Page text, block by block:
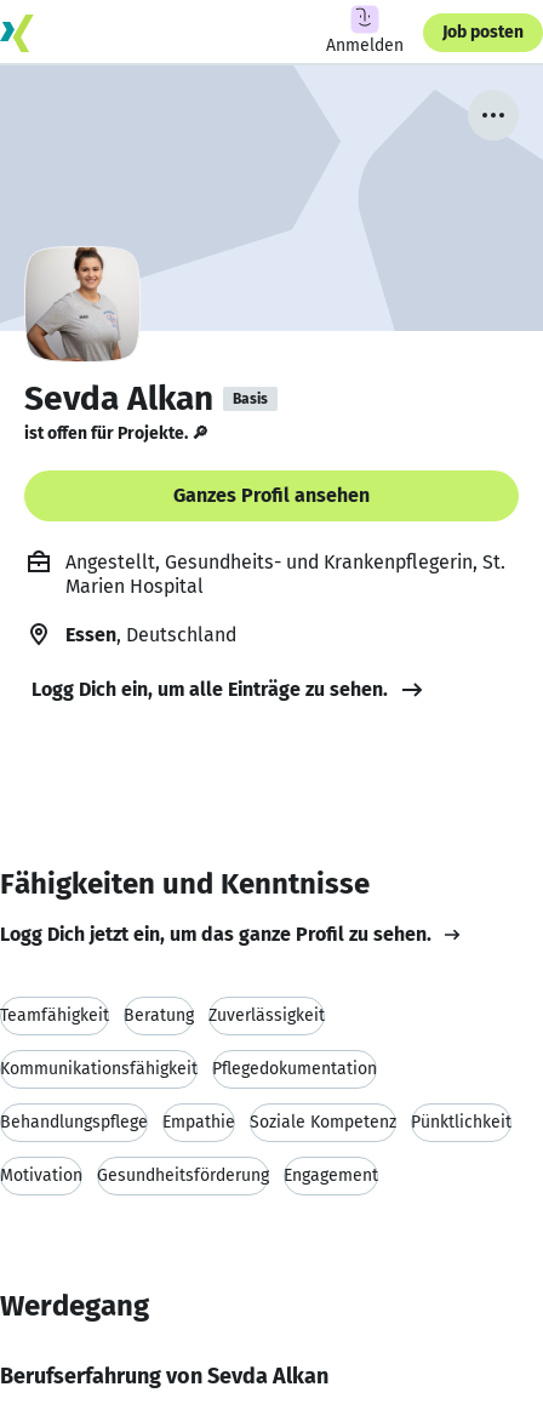
Anmelden
Job posten
Sevda Alkan Basis
ist offen für Projekte. 🔎
Ganzes Profil ansehen
Angestellt, Gesundheits- und Krankenpflegerin, St.
Marien Hospital
Essen, Deutschland
Logg Dich ein, um alle Einträge zu sehen.
Fähigkeiten und Kenntnisse
Logg Dich jetzt ein, um das ganze Profil zu sehen.
Teamfähigkeit Beratung Zuverlässigkeit
Kommunikationsfähigkeit Pflegedokumentation
Behandlungspflege Empathie Soziale Kompetenz Pünktlichkeit
Motivation Gesundheitsförderung Engagement
Werdegang
Berufserfahrung von Sevda Alkan